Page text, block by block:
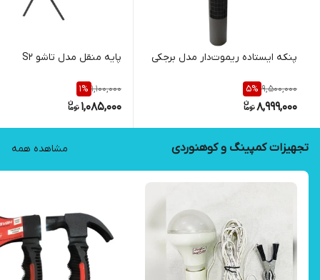
پنکه ایستاده ریموت‌دار مدل برجکی
9,500,000
5%
8,999,000
پایه منقل مدل تاشو S2
1,100,000
1%
1,085,000
تجهیزات کمپینگ و کوهنوردی مشاهده همه